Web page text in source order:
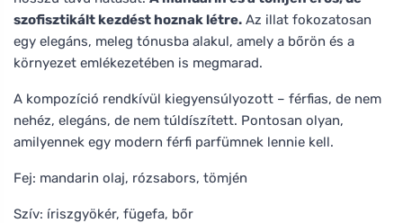
szofisztikált kezdést hoznak létre. Az illat fokozatosan
egy elegáns, meleg tónusba alakul, amely a bőrön és a
környezet emlékezetében is megmarad.
A kompozíció rendkívül kiegyensúlyozott – férfias, de nem
nehéz, elegáns, de nem túldíszített. Pontosan olyan,
amilyennek egy modern férfi parfümnek lennie kell.
Fej: mandarin olaj, rózsabors, tömjén
Szív: íriszgyökér, fügefa, bőr